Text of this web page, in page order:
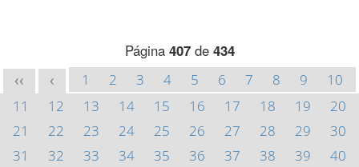
Página 407de 434
<< < 1 2 3 4 5 6 7 8 9
10
11
12 13 14 15 16 17 18 19
20
21
22 23 24 25 26 27 28 29
30
31
32 33 34 35 36 37 38 39
40